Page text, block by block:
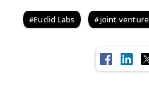
Euclid Labs joint venture